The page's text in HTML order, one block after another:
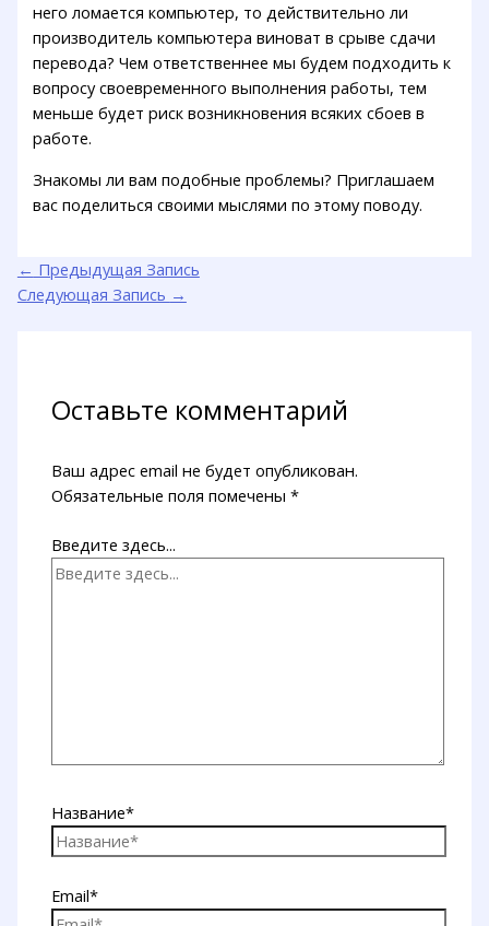
него ломается компьютер, то действительно ли
производитель компьютера виноват в срыве сдачи
перевода? Чем ответственнее мы будем подходить к
вопросу своевременного выполнения работы, тем
меньше будет риск возникновения всяких сбоев в
работе.
Знакомы ли вам подобные проблемы? Приглашаем
вас поделиться своими мыслями по этому поводу.
← Предыдущая Запись
Следующая Запись →
Оставьте комментарий
Ваш адрес email не будет опубликован.
Обязательные поля помечены*
Введите здесь...
Название*
Email*